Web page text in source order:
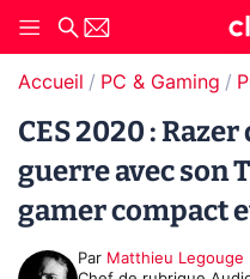
Accueil PC & Gaming
CES 2020 :
guerre avec son
gamer compact
Par Matthieu Legouge